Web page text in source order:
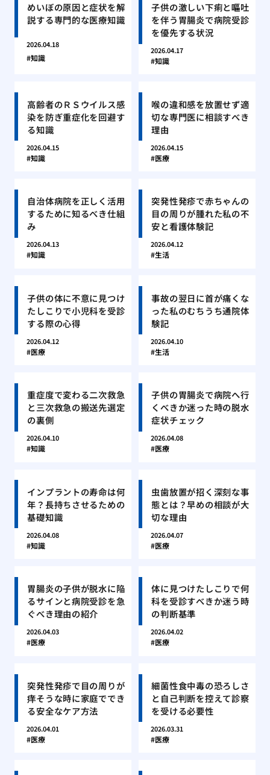
めいぼの原因と症状を解
説する専門的な医療知識
2026.04.18
知識
子供の激しい下痢と嘔吐
を伴う胃腸炎で病院受診
を優先する状況
2026.04.17
知識
高齢者のＲＳウイルス感
染を防ぎ重症化を回避す
る知識
2026.04.15
知識
喉の違和感を放置せず適
切な専門医に相談すべき
理由
2026.04.15
医療
自治体病院を正しく活用
するために知るべき仕組
み
2026.04.13
知識
突発性発疹で赤ちゃんの
目の周りが腫れた私の不
安と看護体験記
2026.04.12
生活
子供の体に不意に見つけ
たしこりで小児科を受診
する際の心得
2026.04.12
医療
事故の翌日に首が痛くな
った私のむちうち通院体
験記
2026.04.10
生活
重症度で変わる二次救急
と三次救急の搬送先選定
の裏側
2026.04.10
知識
子供の胃腸炎で病院へ行
くべきか迷った時の脱水
症状チェック
2026.04.08
医療
インプラントの寿命は何
年？長持ちさせるための
基礎知識
2026.04.08
知識
虫歯放置が招く深刻な事
態とは？早めの相談が大
切な理由
2026.04.07
医療
胃腸炎の子供が脱水に陥
るサインと病院受診を急
ぐべき理由の紹介
2026.04.03
医療
体に見つけたしこりで何
科を受診すべきか迷う時
の判断基準
2026.04.02
医療
突発性発疹で目の周りが
痒そうな時に家庭ででき
る安全なケア方法
2026.04.01
医療
細菌性食中毒の恐ろしさ
と自己判断を控えて診察
を受ける必要性
2026.03.31
医療